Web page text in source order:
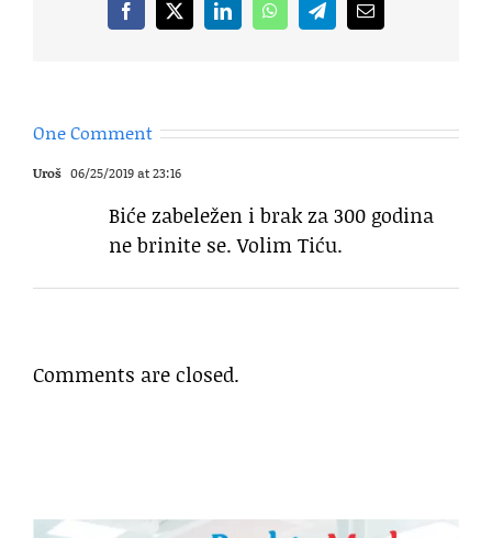
Facebook
X LinkedInWhatsAppTelegramEmail
One Comment
Uroš 06/25/2019 at 23:16
Biće zabeležen i brak za 300 godina
ne brinite se. Volim Tiću.
Comments are closed.